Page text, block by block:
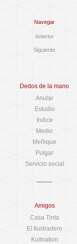
Navegar
Anterior
Siguiente
Dedos de la mano
Anular
Estudio
Indice
Medio
Meñique
Pulgar
Servicio social
Amigos
Casa Tinta
El Ilustradero
Kultnation